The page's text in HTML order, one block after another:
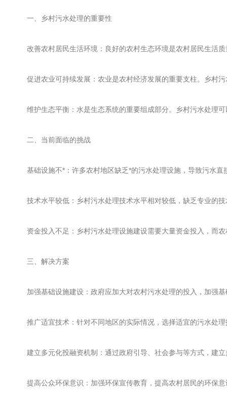
一、乡村污水处理的重要性
改善农村居民生活环境：良好的农村生态环境是农村居民生活质
促进农业可持续发展：农业是农村经济发展的重要支柱。乡村污
维护生态平衡：水是生态系统的重要组成部分。乡村污水处理可
二、当前面临的挑战
基础设施不*：许多农村地区缺乏*的污水处理设施，导致污水直
技术水平较低：乡村污水处理技术水平相对较低，缺乏专业的技
资金投入不足：乡村污水处理设施建设需要大量资金投入，而农
三、解决方案
加强基础设施建设：政府应加大对农村污水处理的投入，加强基
推广适宜技术：针对不同地区的实际情况，选择适宜的污水处理
建立多元化投融资机制：通过政府引导、社会参与等方式，建立
提高公众环保意识：加强环保宣传教育，提高农村居民的环保意